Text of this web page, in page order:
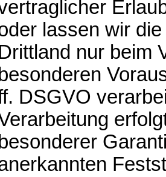
lassen wir
nur beim
besonderen
DSGVO
besonderer